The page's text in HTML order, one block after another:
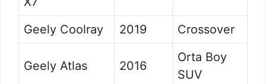
Geely Coolray 2019 Crossover
Geely Atlas 2016
Orta Boy
SUV